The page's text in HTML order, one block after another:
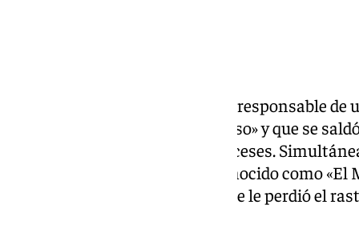
Detenido en Mijas un presunto responsable
donde viajaba un preso «peligroso» y que se
y la muerte de dos agentes franceses.
detenido el criminal fugado, conocido como «El
refugiado en Rumanía y al que se le perdió el